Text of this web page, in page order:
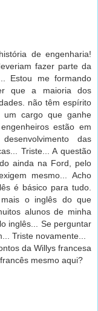
de engenharia!
fazer parte da
Estou me formando
que a maioria dos
não têm espírito
um cargo que ganhe
estão em
das
Triste... A questão
ainda na Ford, pelo
mesmo... Acho
é básico para tudo.
o inglês do que
alunos de minha
inglês... Se perguntar
Triste novamente...
da Willys francesa
mesmo aqui?